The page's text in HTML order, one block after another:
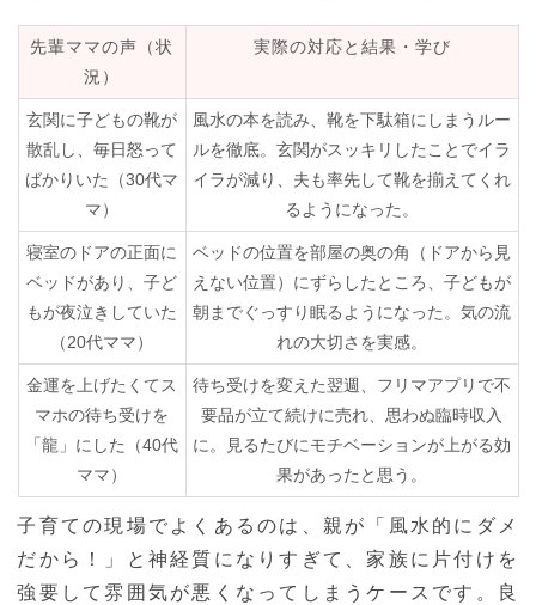
先輩ママの声（状
況）
実際の対応と結果・学び
玄関に子どもの靴が
散乱し、毎日怒って
ばかりいた（30代マ
マ）
風水の本を読み、靴を下駄箱にしまうルー
ルを徹底。玄関がスッキリしたことでイラ
イラが減り、夫も率先して靴を揃えてくれ
るようになった。
寝室のドアの正面に
ベッドがあり、子ど
もが夜泣きしていた
（20代ママ）
ベッドの位置を部屋の奥の角（ドアから見
えない位置）にずらしたところ、子どもが
朝までぐっすり眠るようになった。気の流
れの大切さを実感。
金運を上げたくてス
マホの待ち受けを
「龍」にした（40代
ママ）
待ち受けを変えた翌週、フリマアプリで不
要品が立て続けに売れ、思わぬ臨時収入
に。見るたびにモチベーションが上がる効
果があったと思う。
子育ての現場でよくあるのは、親が「風水的にダメ
だから！」と神経質になりすぎて、家族に片付けを
強要して雰囲気が悪くなってしまうケースです。良